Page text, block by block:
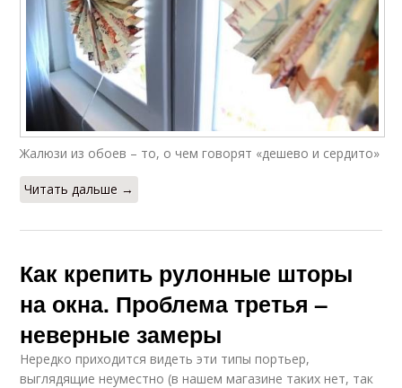
Жалюзи из обоев – то, о чем говорят «дешево и сердито»
Читать дальше →
Как крепить рулонные шторы
на окна. Проблема третья –
неверные замеры
Нередко приходится видеть эти типы портьер,
выглядящие неуместно (в нашем магазине таких нет, так